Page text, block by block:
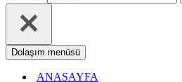
Dolaşım menüsü
ANASAYFA